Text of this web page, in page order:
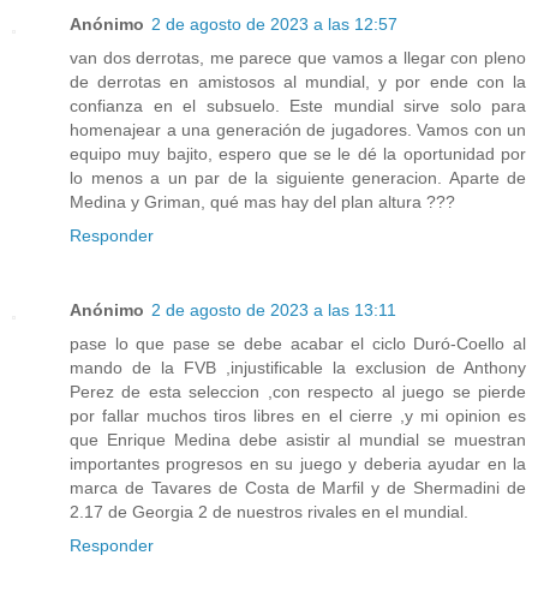
Anónimo 2 de agosto de 2023 a las 12:57
van dos derrotas, me parece que vamos a llegar con pleno
de derrotas en amistosos al mundial, y por ende con la
confianza en el subsuelo. Este mundial sirve solo para
homenajear a una generación de jugadores. Vamos con un
equipo muy bajito, espero que se le dé la oportunidad por
lo menos a un par de la siguiente generacion. Aparte de
Medina y Griman, qué mas hay del plan altura ???
Responder
Anónimo 2 de agosto de 2023 a las 13:11
pase lo que pase se debe acabar el ciclo Duró-Coello al
mando de la FVB ,injustificable la exclusion de Anthony
Perez de esta seleccion ,con respecto al juego se pierde
por fallar muchos tiros libres en el cierre ,y mi opinion es
que Enrique Medina debe asistir al mundial se muestran
importantes progresos en su juego y deberia ayudar en la
marca de Tavares de Costa de Marfil y de Shermadini de
2.17 de Georgia 2 de nuestros rivales en el mundial.
Responder